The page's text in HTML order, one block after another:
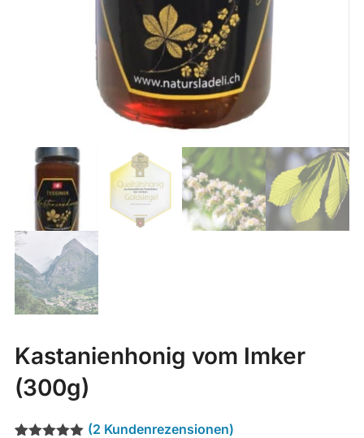
Kastanienhonig vom Imker
(300g)
(2 Kundenrezensionen)